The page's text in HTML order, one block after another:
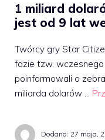
1 miliard
jest od 9 lat
Twórcy gry Star
fazie tzw.
poinformowali o
miliarda dolarów …
Dodano: 27 maja,